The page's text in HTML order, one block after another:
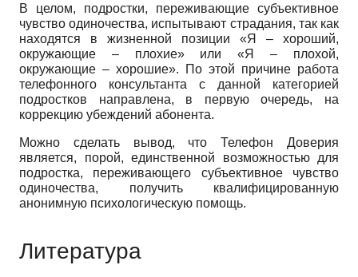
В целом, подростки, переживающие субъективное
чувство одиночества, испытывают страдания, так как
находятся в жизненной позиции «Я – хороший,
окружающие – плохие» или «Я – плохой,
окружающие – хорошие». По этой причине работа
телефонного консультанта с данной категорией
подростков направлена, в первую очередь, на
коррекцию убеждений абонента.
Можно сделать вывод, что Телефон Доверия
является, порой, единственной возможностью для
подростка, переживающего субъективное чувство
одиночества, получить квалифицированную
анонимную психологическую помощь.
Литература